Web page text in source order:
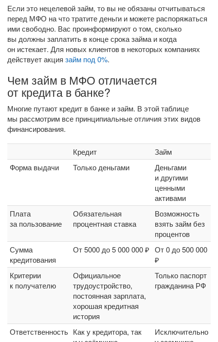
Если это нецелевой займ, то вы не обязаны отчитываться
перед МФО на что тратите деньги и можете распоряжаться
ими свободно. Вас проинформируют о том, сколько
вы должны заплатить в конце срока займа и когда
он истекает. Для новых клиентов в некоторых компаниях
действует акция займ под 0%.
Чем займ в МФО отличается
от кредита в банке?
Многие путают кредит в банке и займ. В этой таблице
мы рассмотрим все принципиальные отличия этих видов
финансирования.
Кредит
Займ
Форма выдачи
Только деньгами
Деньгами
и другими
ценными
активами
Плата
за пользование
Обязательная
процентная ставка
Возможность
взять займ без
процентов
Сумма
кредитования
От 5000 до 5 000 000 ₽ От 0 до 500 000
₽
Критерии
к получателю
Официальное
трудоустройство,
постоянная зарплата,
хорошая кредитная
история
Только паспорт
гражданина РФ
Ответственность Как у кредитора, так
Исключительно